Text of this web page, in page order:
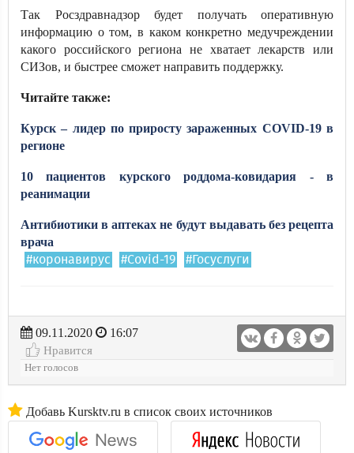
Так Росздравнадзор будет получать оперативную
информацию о том, в каком конкретно медучреждении
какого российского региона не хватает лекарств или
СИЗов, и быстрее сможет направить поддержку.
Читайте также:
Курск – лидер по приросту зараженных COVID-19 в
регионе
10 пациентов курского роддома-ковидария - в
реанимации
Антибиотики в аптеках не будут выдавать без рецепта
врача
#коронавирус #Covid-19 #Госуслуги
09.11.2020
16:07
Нравится
Нет голосов
Добавь Kursktv.ru в список своих источников